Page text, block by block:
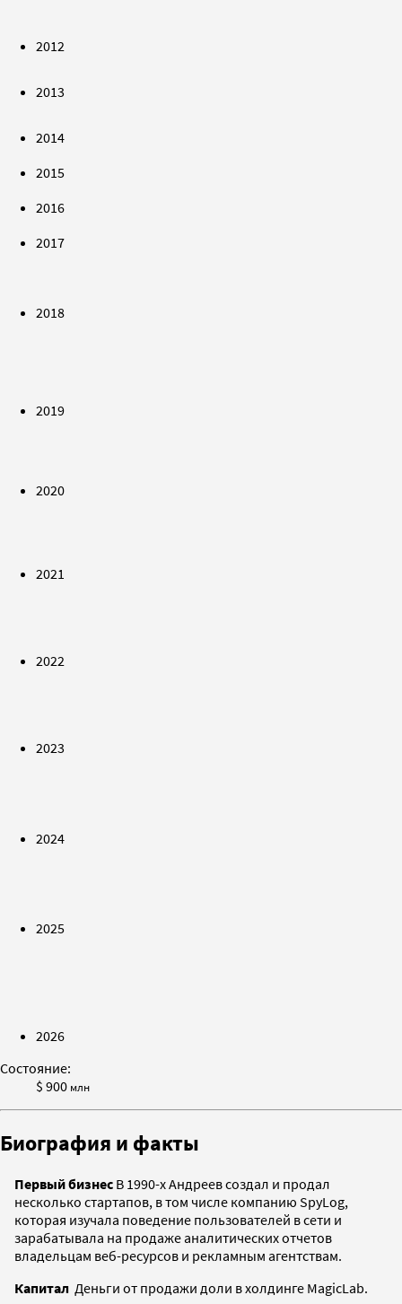
2012
2013
2014
2015
2016
2017
2018
2019
2020
2021
2022
2023
2024
2025
2026
Состояние:
$ 900 млн
Биография и факты
Первый бизнес В 1990-х Андреев создал и продал
несколько старт­апов, в том числе компанию SpyLog,
которая изучала поведение пользователей в сети и
зарабатывала на продаже аналитических отчетов
владельцам веб-ресурсов и рекламным агентствам.
Капитал Деньги от продажи доли в холдинге MagicLab.